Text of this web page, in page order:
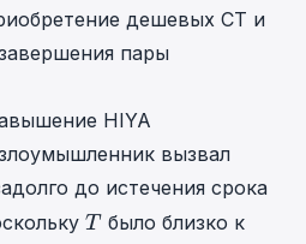
дешевых CT и
пары
HIYA
вызвал
до истечения срока
T
T было близко к